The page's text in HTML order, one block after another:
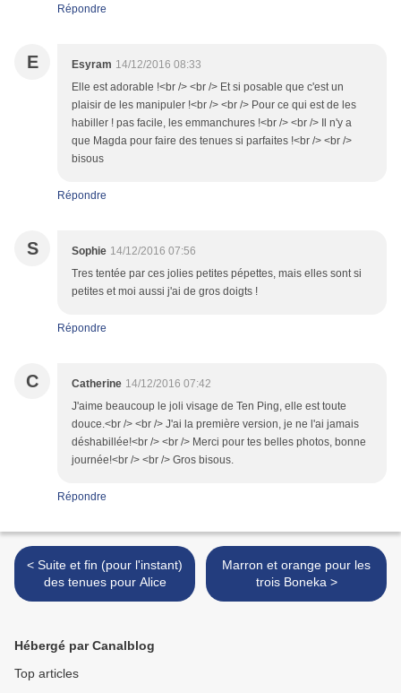
Répondre
E Esyram 14/12/2016 08:33
Elle est adorable !<br /> <br /> Et si posable que c'est un
plaisir de les manipuler !<br /> <br /> Pour ce qui est de les
habiller ! pas facile, les emmanchures !<br /> <br /> Il n'y a
que Magda pour faire des tenues si parfaites !<br /> <br />
bisous
Répondre
S Sophie 14/12/2016 07:56
Tres tentée par ces jolies petites pépettes, mais elles sont si
petites et moi aussi j'ai de gros doigts !
Répondre
C Catherine 14/12/2016 07:42
J'aime beaucoup le joli visage de Ten Ping, elle est toute
douce.<br /> <br /> J'ai la première version, je ne l'ai jamais
déshabillée!<br /> <br /> Merci pour tes belles photos, bonne
journée!<br /> <br /> Gros bisous.
Répondre
< Suite et fin (pour l'instant)
des tenues pour Alice
Marron et orange pour les
trois Boneka >
Hébergé par Canalblog
Top articles